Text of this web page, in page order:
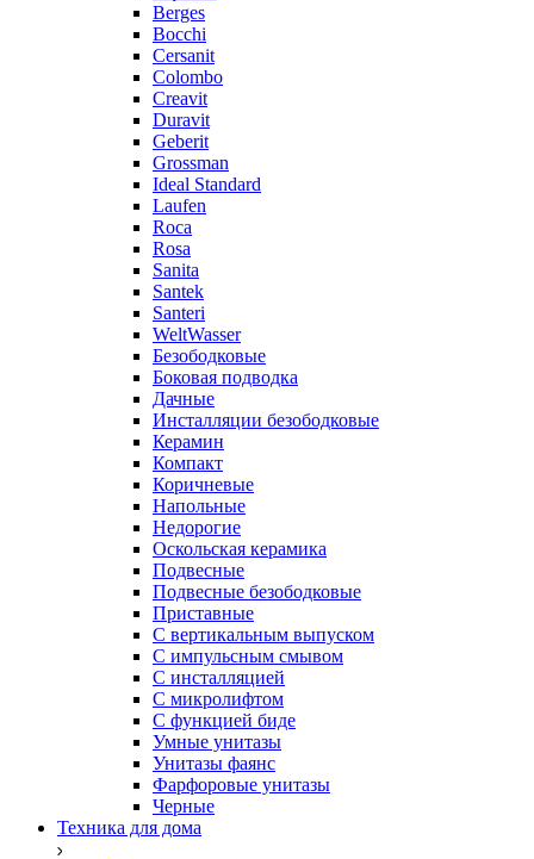
Berges
Bocchi
Cersanit
Colombo
Creavit
Duravit
Geberit
Grossman
Ideal Standard
Laufen
Roca
Rosa
Sanita
Santek
Santeri
WeltWasser
Безободковые
Боковая подводка
Дачные
Инсталляции безободковые
Керамин
Компакт
Коричневые
Напольные
Недорогие
Оскольская керамика
Подвесные
Подвесные безободковые
Приставные
С вертикальным выпуском
С импульсным смывом
С инсталляцией
С микролифтом
С функцией биде
Умные унитазы
Унитазы фаянс
Фарфоровые унитазы
Черные
Техника для дома